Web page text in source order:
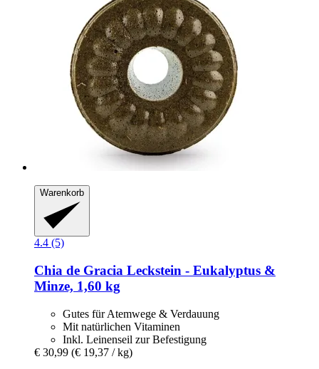
Warenkorb
4.4 (5)
Chia de Gracia Leckstein -​ Eukalyptus &
Minze, 1,60 kg
Gutes für Atemwege & Verdauung
Mit natürlichen Vitaminen
Inkl. Leinenseil zur Befestigung
€ 30,99 (€ 19,37 / kg)